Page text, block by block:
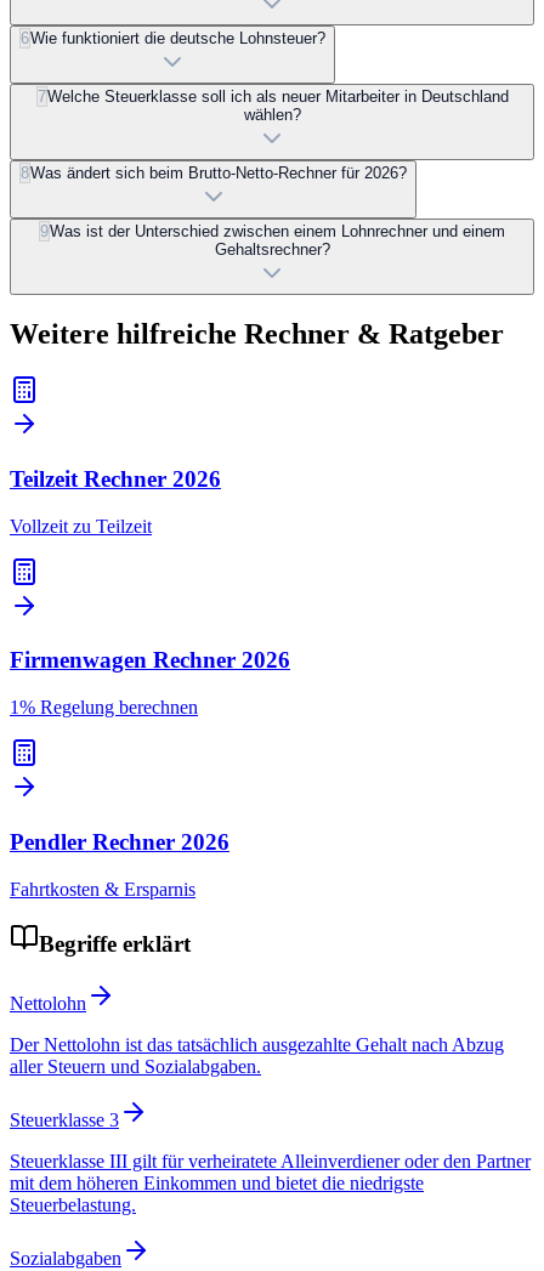
6Wie funktioniert die deutsche Lohnsteuer?
7Welche Steuerklasse soll ich als neuer Mitarbeiter in Deutschland
wählen?
8Was ändert sich beim Brutto-Netto-Rechner für 2026?
9Was ist der Unterschied zwischen einem Lohnrechner und einem
Gehaltsrechner?
Weitere hilfreiche Rechner & Ratgeber
Teilzeit Rechner 2026
Vollzeit zu Teilzeit
Firmenwagen Rechner 2026
1% Regelung berechnen
Pendler Rechner 2026
Fahrtkosten & Ersparnis
Begriffe erklärt
Nettolohn
Der Nettolohn ist das tatsächlich ausgezahlte Gehalt nach Abzug
aller Steuern und Sozialabgaben.
Steuerklasse 3
Steuerklasse III gilt für verheiratete Alleinverdiener oder den Partner
mit dem höheren Einkommen und bietet die niedrigste
Steuerbelastung.
Sozialabgaben